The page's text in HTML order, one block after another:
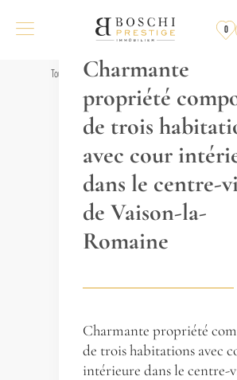
0
Tous les biens
RÉF. 018732
VAISON-LA-ROMAINE
Charmante
propriété
de trois
avec cour
dans le centre-
de Vaison-la-
Romaine
Charmante propriété
de trois habitations avec
intérieure dans le centre-